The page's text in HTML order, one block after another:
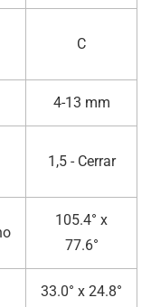
C
4-13 mm
1,5 - Cerrar
105.4° x
77.6°
33.0° x 24.8°